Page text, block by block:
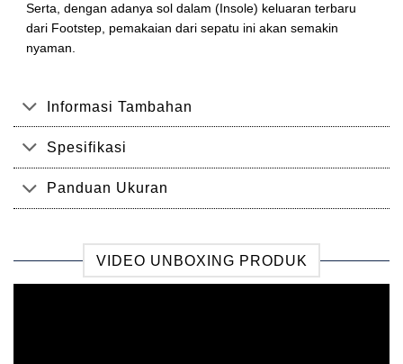
Serta, dengan adanya sol dalam (Insole) keluaran terbaru
dari Footstep, pemakaian dari sepatu ini akan semakin
nyaman.
Informasi Tambahan
Spesifikasi
Panduan Ukuran
VIDEO UNBOXING PRODUK